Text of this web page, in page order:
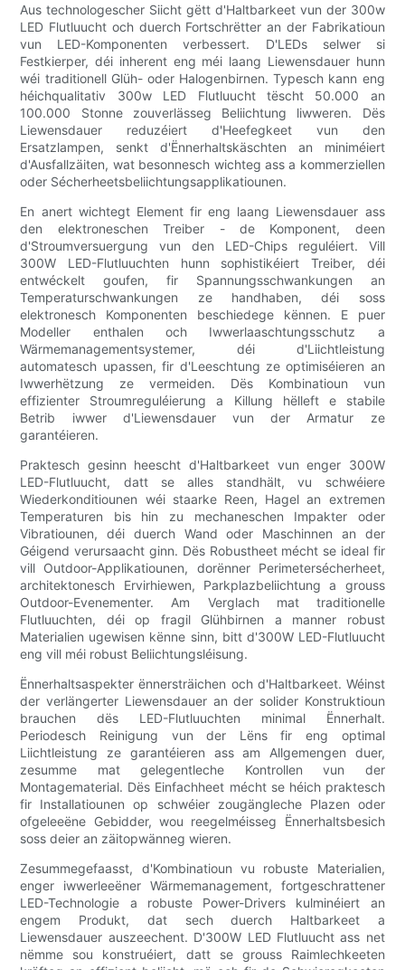
Aus technologescher Siicht gëtt d'Haltbarkeet vun der 300w
LED Flutluucht och duerch Fortschrëtter an der Fabrikatioun
vun LED-Komponenten verbessert. D'LEDs selwer si
Festkierper, déi inherent eng méi laang Liewensdauer hunn
wéi traditionell Glüh- oder Halogenbirnen. Typesch kann eng
héichqualitativ 300w LED Flutluucht tëscht 50.000 an
100.000 Stonne zouverlässeg Beliichtung liwweren. Dës
Liewensdauer reduzéiert d'Heefegkeet vun den
Ersatzlampen, senkt d'Ënnerhaltskäschten an miniméiert
d'Ausfallzäiten, wat besonnesch wichteg ass a kommerziellen
oder Sécherheetsbeliichtungsapplikatiounen.
En anert wichtegt Element fir eng laang Liewensdauer ass
den elektroneschen Treiber - de Komponent, deen
d'Stroumversuergung vun den LED-Chips reguléiert. Vill
300W LED-Flutluuchten hunn sophistikéiert Treiber, déi
entwéckelt goufen, fir Spannungsschwankungen an
Temperaturschwankungen ze handhaben, déi soss
elektronesch Komponenten beschiedege kënnen. E puer
Modeller enthalen och Iwwerlaaschtungsschutz a
Wärmemanagementsystemer, déi d'Liichtleistung
automatesch upassen, fir d'Leeschtung ze optimiséieren an
Iwwerhëtzung ze vermeiden. Dës Kombinatioun vun
effizienter Stroumreguléierung a Killung hëlleft e stabile
Betrib iwwer d'Liewensdauer vun der Armatur ze
garantéieren.
Praktesch gesinn heescht d'Haltbarkeet vun enger 300W
LED-Flutluucht, datt se alles standhält, vu schwéiere
Wiederkonditiounen wéi staarke Reen, Hagel an extremen
Temperaturen bis hin zu mechaneschen Impakter oder
Vibratiounen, déi duerch Wand oder Maschinnen an der
Géigend verursaacht ginn. Dës Robustheet mécht se ideal fir
vill Outdoor-Applikatiounen, dorënner Perimetersécherheet,
architektonesch Ervirhiewen, Parkplazbeliichtung a grouss
Outdoor-Evenementer. Am Verglach mat traditionelle
Flutluuchten, déi op fragil Glühbirnen a manner robust
Materialien ugewisen kënne sinn, bitt d'300W LED-Flutluucht
eng vill méi robust Beliichtungsléisung.
Ënnerhaltsaspekter ënnersträichen och d'Haltbarkeet. Wéinst
der verlängerter Liewensdauer an der solider Konstruktioun
brauchen dës LED-Flutluuchten minimal Ënnerhalt.
Periodesch Reinigung vun der Lëns fir eng optimal
Liichtleistung ze garantéieren ass am Allgemengen duer,
zesumme mat gelegentleche Kontrollen vun der
Montagematerial. Dës Einfachheet mécht se héich praktesch
fir Installatiounen op schwéier zougängleche Plazen oder
ofgeleeëne Gebidder, wou reegelméisseg Ënnerhaltsbesich
soss deier an zäitopwänneg wieren.
Zesummegefaasst, d'Kombinatioun vu robuste Materialien,
enger iwwerleeëner Wärmemanagement, fortgeschrattener
LED-Technologie a robuste Power-Drivers kulminéiert an
engem Produkt, dat sech duerch Haltbarkeet a
Liewensdauer auszeechent. D'300W LED Flutluucht ass net
nëmme sou konstruéiert, datt se grouss Raimlechkeeten